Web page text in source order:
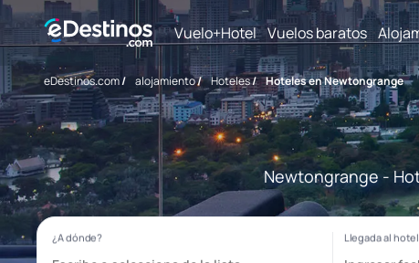
Vuelo+Hotel Vuelos baratos
eDestinos.com/ alojamiento/ Hoteles/ Hoteles en Newtongrange
Newtongrange -